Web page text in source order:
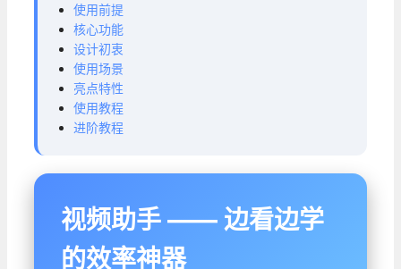
使用前提
核心功能
设计初衷
使用场景
亮点特性
使用教程
进阶教程
视频助手 —— 边看边学
的效率神器